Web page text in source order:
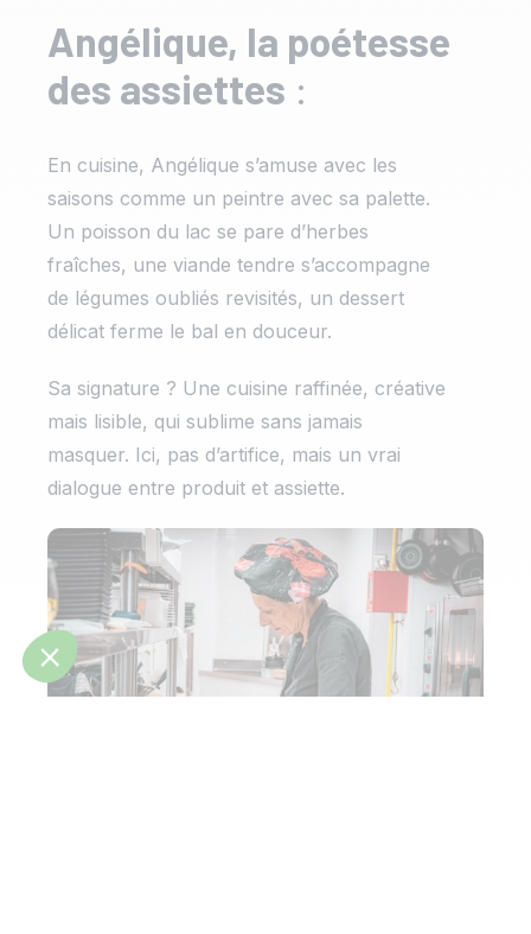
Angélique, la poétesse
des assiettes :
En cuisine, Angélique s’amuse avec les
saisons comme un peintre avec sa palette.
Un poisson du lac se pare d’herbes
fraîches, une viande tendre s’accompagne
de légumes oubliés revisités, un dessert
délicat ferme le bal en douceur.
Sa signature ? Une cuisine raffinée, créative
mais lisible, qui sublime sans jamais
masquer. Ici, pas d’artifice, mais un vrai
dialogue entre produit et assiette.